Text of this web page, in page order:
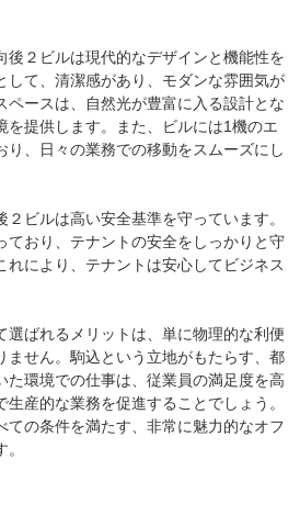
後２ビルは現代的なデザインと機能性を
して、清潔感があり、モダンな雰囲気が
ペースは、自然光が豊富に入る設計とな
を提供します。また、ビルには1機のエ
り、日々の業務での移動をスムーズにし
ビルは高い安全基準を守っています。
ており、テナントの安全をしっかりと守
れにより、テナントは安心してビジネス
選ばれるメリットは、単に物理的な利便
ません。駒込という立地がもたらす、都
た環境での仕事は、従業員の満足度を高
産的な業務を促進することでしょう。
ての条件を満たす、非常に魅力的なオフ